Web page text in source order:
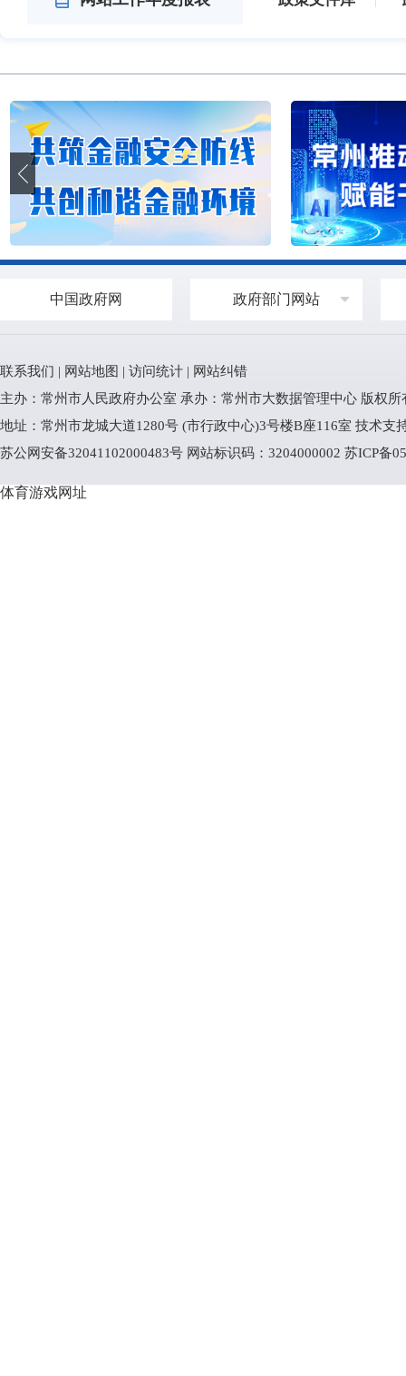
中国政府网 政府部门网站
联系我们 | 网站地图 | 访问统计 | 网站纠错
主办：常州市人民政府办公室 承办：常州市大数据管理中心 版权
地址：常州市龙城大道1280号 (市行政中心)3号楼B座116室 技术支
苏公网安备32041102000483号 网站标识码：3204000002 苏ICP备
体育游戏网址